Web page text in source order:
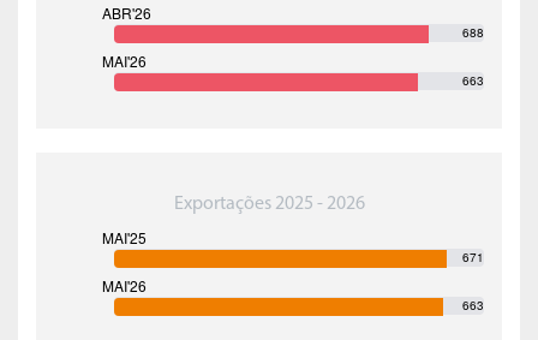
688
663
Exportações 2025 - 2026
671
663